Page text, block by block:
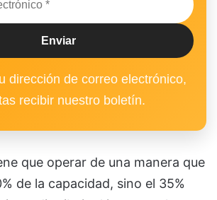
dirección de correo electrónico,
recibir nuestro boletín.
que operar de una manera que
de la capacidad, sino el 35%